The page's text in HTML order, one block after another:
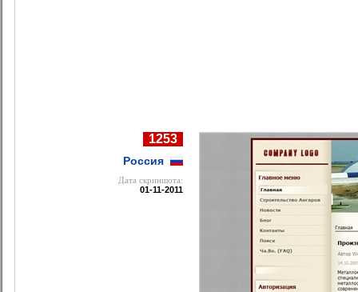
1253
Россия
Дата cкриншота:
01-11-2011